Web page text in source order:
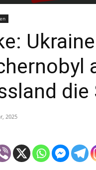
2025